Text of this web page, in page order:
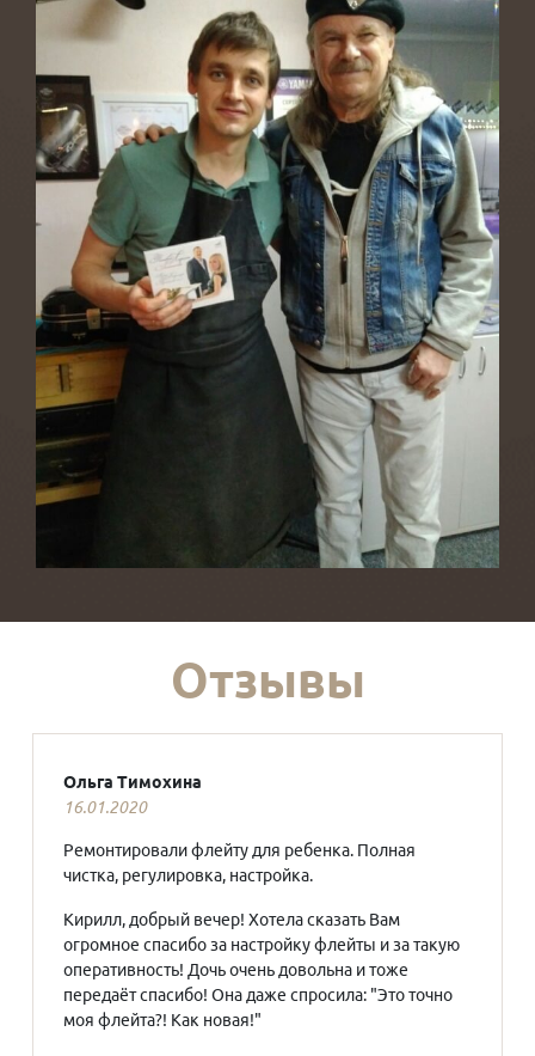
Отзывы
Ольга Тимохина
16.01.2020
Ремонтировали флейту для ребенка. Полная
чистка, регулировка, настройка.
Кирилл, добрый вечер! Хотела сказать Вам
огромное спасибо за настройку флейты и за такую
оперативность! Дочь очень довольна и тоже
передаёт спасибо! Она даже спросила: "Это точно
моя флейта?! Как новая!"